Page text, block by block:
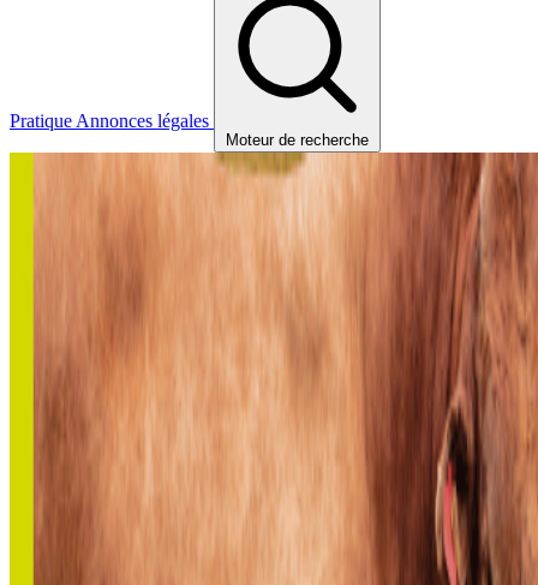
Pratique Annonces légales
Moteur de recherche